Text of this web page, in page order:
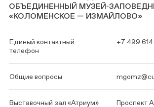
ОБЪЕДИНЕННЫЙ МУЗЕЙ-
«КОЛОМЕНСКОЕ — ИЗМАЙЛОВО»
Единый контактный
телефон
+7 499
Общие вопросы
Выставочный зал «Атриум»
Проспект